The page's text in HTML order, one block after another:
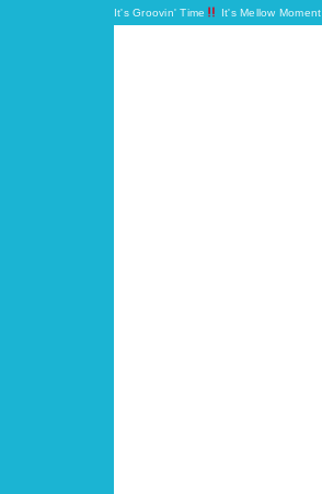
It's Groovin' Time It's Mellow Moment